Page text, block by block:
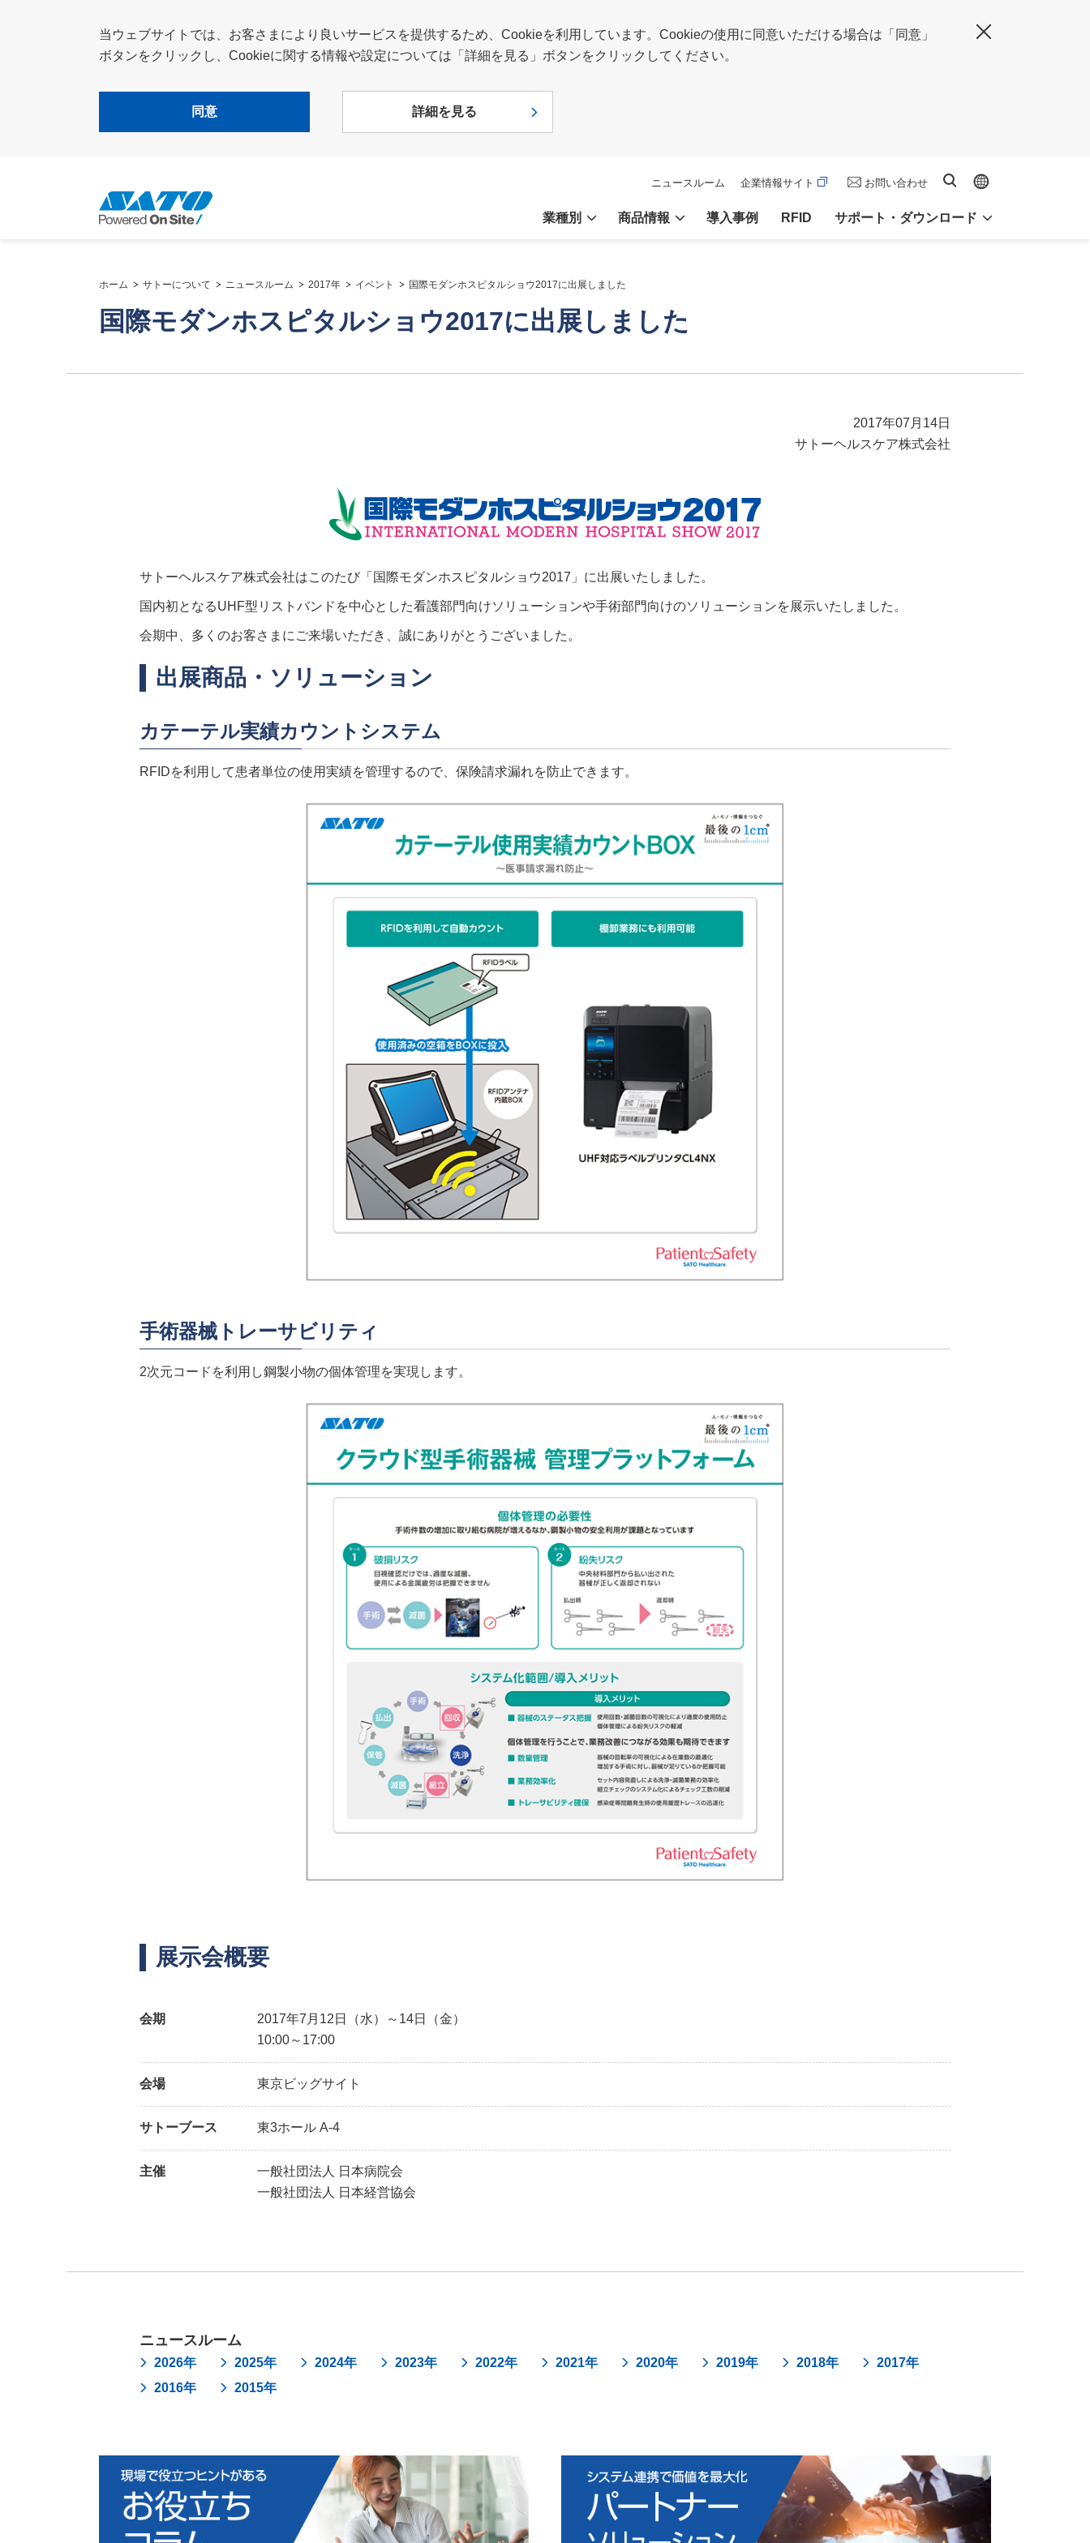
当ウェブサイトでは、お客さまにより良いサービスを提供するため、Cookieを利用しています。Cookieの使用に同意いただける場合は「同意」
ボタンをクリックし、Cookieに関する情報や設定については「詳細を見る」ボタンをクリックしてください。
同意 詳細を見る
業種別 商品情報 導入事例 RFID サポート・ダウンロード
ニュースルーム 企業情報サイト お問い合わせ サイト内検索
ホーム サトーについて ニュースルーム 2017年 イベント 国際モダンホスピタルショウ2017に出展しました
国際モダンホスピタルショウ2017に出展しました
2017年07月14日
サトーヘルスケア株式会社
サトーヘルスケア株式会社はこのたび「国際モダンホスピタルショウ2017」に出展いたしました。
国内初となるUHF型リストバンドを中心とした看護部門向けソリューションや手術部門向けのソリューションを展示いたしました。
会期中、多くのお客さまにご来場いただき、誠にありがとうございました。
出展商品・ソリューション
カテーテル実績カウントシステム
RFIDを利用して患者単位の使用実績を管理するので、保険請求漏れを防止できます。
手術器械トレーサビリティ
2次元コードを利用し鋼製小物の個体管理を実現します。
展示会概要
会期
2017年7月12日（水）～14日（金）
10:00～17:00
会場 東京ビッグサイト
サトーブース 東3ホール A-4
主催
一般社団法人 日本病院会
一般社団法人 日本経営協会
ニュースルーム
2026年 2025年 2024年 2023年 2022年 2021年 2020年 2019年 2018年
2017年
2016年
2015年